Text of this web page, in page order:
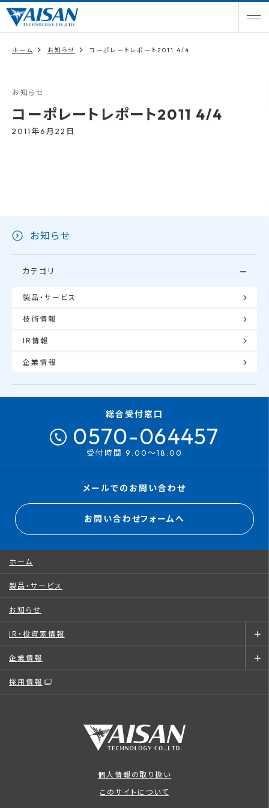
ホーム お知らせ コーポレートレポート2011 4/4
お知らせ
コーポレートレポート2011 4/4
2011年6月22日
お知らせ
カテゴリ
製品・サービス
技術情報
IR情報
企業情報
総合受付窓口
0570-064457
受付時間 9:00～18:00
メールでのお問い合わせ
お問い合わせフォームへ
ホーム
製品・サービス
お知らせ
IR・投資家情報
企業情報
採用情報
個人情報の取り扱い
このサイトについて